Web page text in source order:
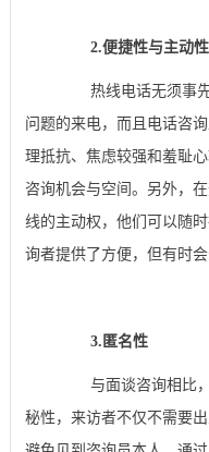
2.便捷性与主动性
热线电话无须事先
问题的来电，而且电话咨
理抵抗、焦虑较强和羞耻
咨询机会与空间。另外，
线的主动权，他们可以随
询者提供了方便，但有时会
3.匿名性
与面谈咨询相比，
秘性，来访者不仅不需要